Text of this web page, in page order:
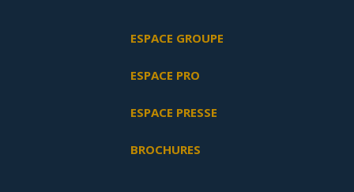
ESPACE GROUPE
ESPACE PRO
ESPACE PRESSE
BROCHURES